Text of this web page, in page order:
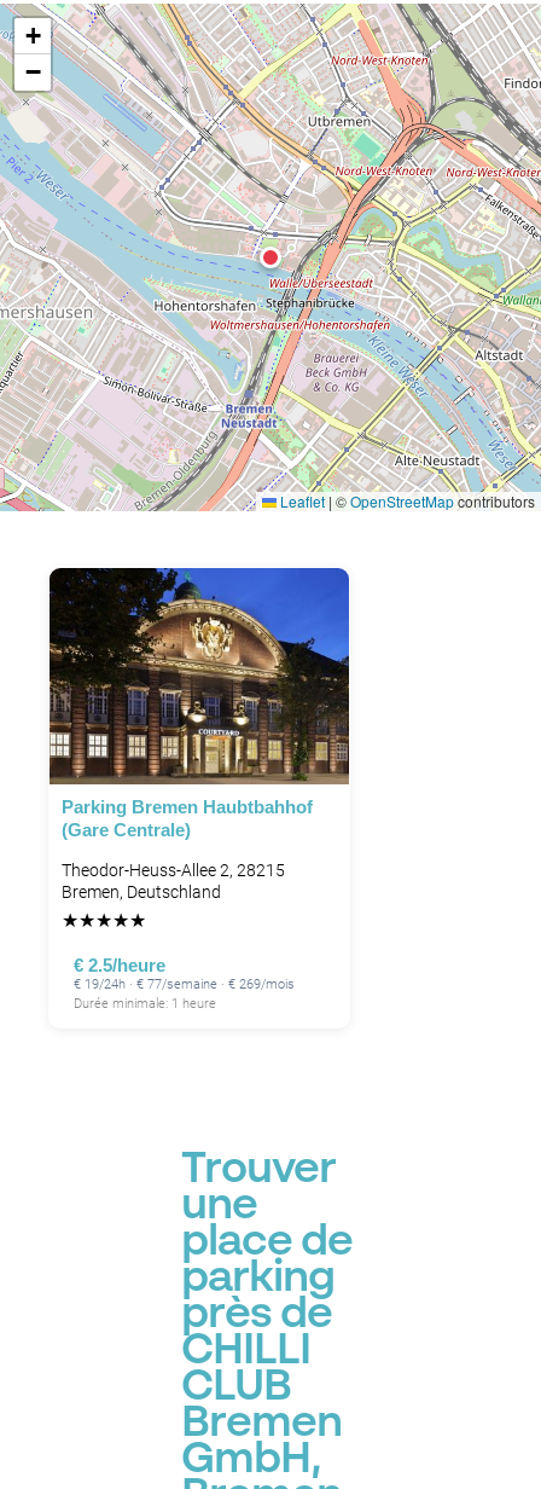
+
−
Leaflet | ©OpenStreetMapcontributors
Parking Bremen Haubtbahhof
(Gare Centrale)
Theodor-Heuss-Allee 2, 28215
Bremen, Deutschland
★★★★★
€ 2.5/heure
€ 19/24h · € 77/semaine · € 269/mois
Durée minimale: 1 heure
Trouver
une
place de
parking
près de
CHILLI
CLUB
Bremen
GmbH,